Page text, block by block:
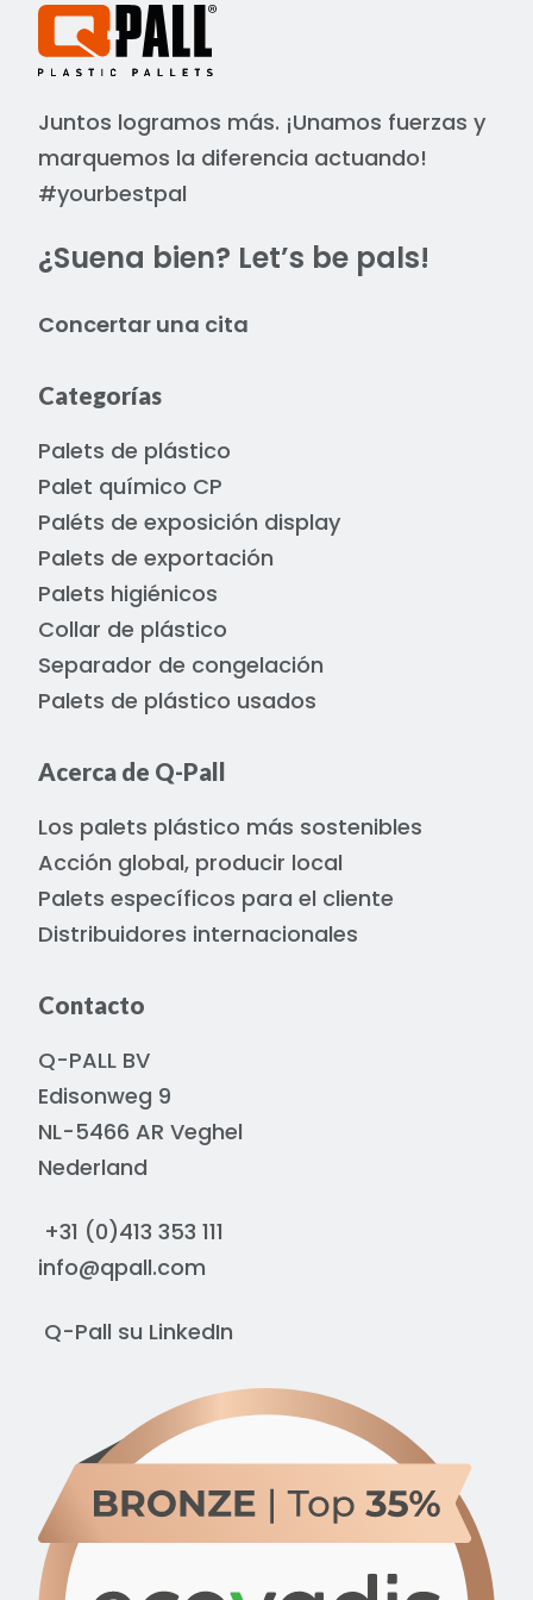
stabiele opslag
milieuvriendelijk: vervaardigd uit
volledig recyclebaar
hygiënisch & veilig: geen spijkers,
splinters of vochtopname
stellingtoepassingen: kan 250 kg
ontworpen voor
afmetingen voor internationaal
transport
Juntos logramos más. ¡Unamos fuerzas y
marquemos la diferencia actuando!
#yourbestpal
¿Suena bien? Let’s be pals!
Concertar una cita
Categorías
Palets de plástico
Palet químico CP
Paléts de exposición display
Palets de exportación
Palets higiénicos
Collar de plástico
Separador de congelación
Palets de plástico usados
Acerca de Q-Pall
Los palets plástico más sostenibles
Acción global, producir local
Palets específicos para el cliente
Distribuidores internacionales
Contacto
Q-PALL BV
Edisonweg 9
NL-5466 AR Veghel
Nederland
+31 (0)413 353 111
info@qpall.com
Q-Pall su LinkedIn